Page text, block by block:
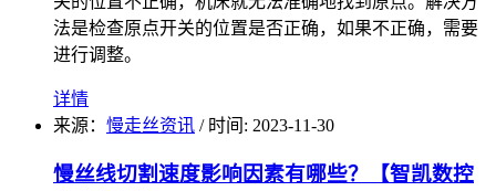
法是检查原点开关的位置是否正确，如果不正确，需要
进行调整。
详情
来源： 慢走丝资讯 / 时间: 2023-11-30
慢丝线切割速度影响因素有哪些？【智凯数控